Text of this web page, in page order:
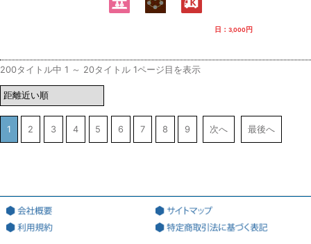
日： 3,000円
200タイトル中 1 ～ 20タイトル 1ページ目を表示
1 2 3 4 5 6 7 8 9 次へ 最後へ